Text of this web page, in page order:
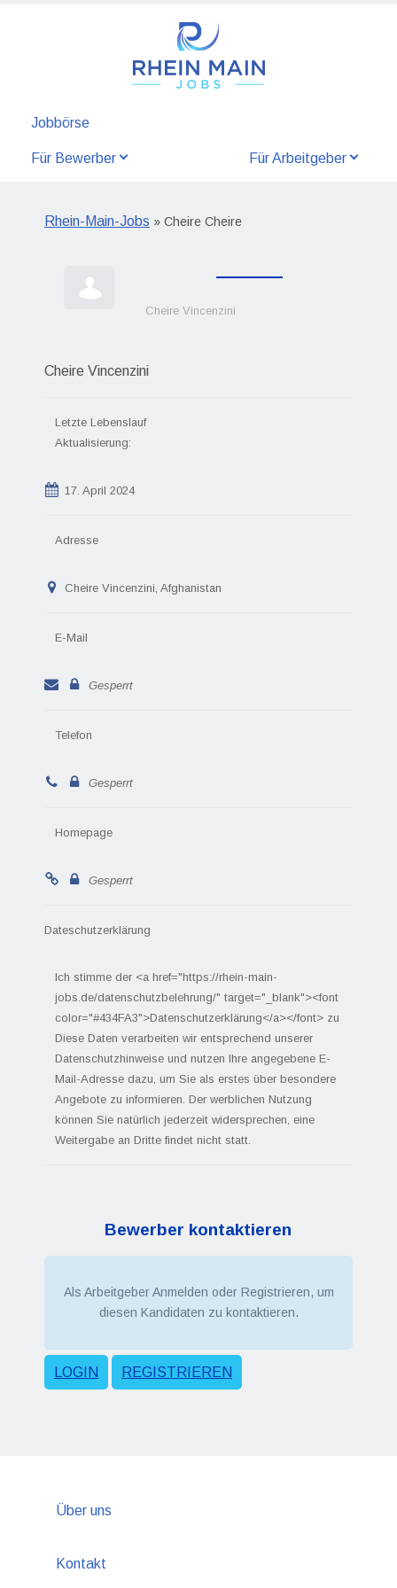
Jobbörse
Für Bewerber Für Arbeitgeber
Rhein-Main-Jobs » Cheire Cheire
Cheire Vincenzini
Cheire Vincenzini
Letzte Lebenslauf
Aktualisierung:
17. April 2024
Adresse
Cheire Vincenzini, Afghanistan
E-Mail
Gesperrt
Telefon
Gesperrt
Homepage
Gesperrt
Dateschutzerklärung
Ich stimme der <a href="https://rhein-main-
jobs.de/datenschutzbelehrung/" target="_blank"><font
color="#434FA3">Datenschutzerklärung</a></font> zu
Diese Daten verarbeiten wir entsprechend unserer
Datenschutzhinweise und nutzen Ihre angegebene E-
Mail-Adresse dazu, um Sie als erstes über besondere
Angebote zu informieren. Der werblichen Nutzung
können Sie natürlich jederzeit widersprechen, eine
Weitergabe an Dritte findet nicht statt.
Bewerber kontaktieren
Als Arbeitgeber Anmelden oder Registrieren, um
diesen Kandidaten zu kontaktieren.
LOGIN REGISTRIEREN
Über uns
Kontakt